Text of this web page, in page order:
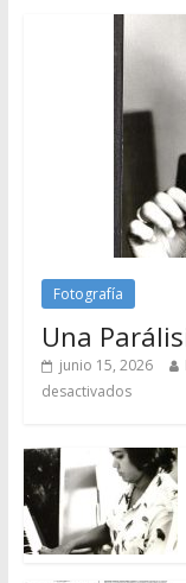
Fotografía
Una
junio 15, 2026
desactivados